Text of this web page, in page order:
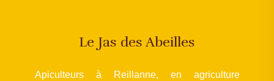
Le Jas des Abeilles
Apiculteurs à Reillanne, en agriculture